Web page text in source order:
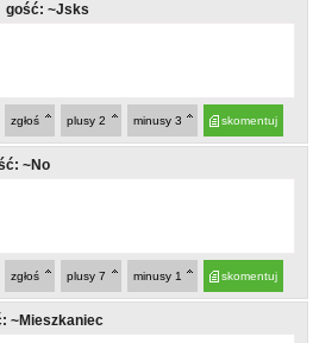
gość: ~Jsks
skomentuj
minusy 3
plusy 2
zgłoś
~No
skomentuj
minusy 1
plusy 7
zgłoś
~Mieszkaniec